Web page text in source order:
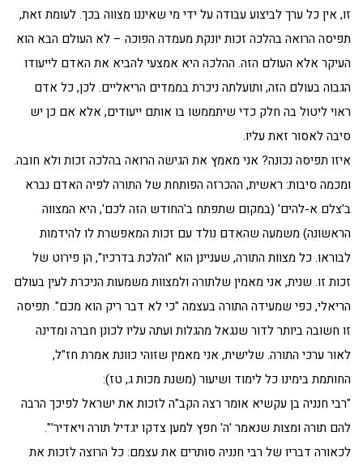
זו, אין כל ערך לביצוע עבודה על ידי מי שאיננו מצווה בכך. לעומת זאת,
תפיסה הרואה בהלכה זכות יונקת מעמדה הפוכה – לא העולם הבא הוא
העיקר אלא העולם הזה. ההלכה היא אמצעי להביא את האדם לייעודו
הגבוה בעולם הזה, ותועלתה ניכרת בממדים הריאליים. לכן, כל אדם
ראוי ליטול בה חלק כדי שיתממשו בו אותם ייעודים, אלא אם כן יש
סיבה לאסור זאת עליו.
איזו תפיסה נכונה? אני מאמץ את הגישה הרואה בהלכה זכות ולא חובה.
ומכמה סיבות: ראשית, ההכרזה הפותחת של התורה לפיה האדם נברא
ב'צלם א-להים' (במקום שתפתח ב'החודש הזה לכם', היא המצווה
הראשונה) משמעה שהאדם נולד עם זכות המאפשרת לו להידמות
לבוראו. כל מצוות התורה, שעניינן הוא "והלכת בדרכיו", הן פירוט של
זכות זו. שנית, אני מאמין שלתורה ולמצוות משמעות הניכרת לעין בעולם
הריאלי, כפי שמעידה התורה בעצמה "כי לא דבר ריק הוא מכם". תפיסה
זו חשובה ביותר לדור שנגאל מהגלות ועתה עליו לכונן חברה ומדינה
לאור ערכי התורה. שלישית, אני מאמין שזוהי כוונת אמרת חז"ל,
החותמת בימינו כל לימוד ושיעור (משנת מכות ג, טז):
"רבי חנניה בן עקשיא אומר רצה הקב"ה לזכות את ישראל לפיכך הרבה
להם תורה ומצות שנאמר 'ה' חפץ למען צדקו יגדיל תורה ויאדיר'".
לכאורה דבריו של רבי חנניה סותרים את עצמם: כל הרוצה לזכות את